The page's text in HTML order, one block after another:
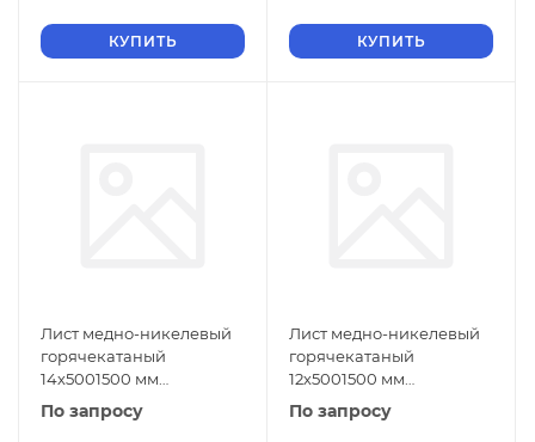
КУПИТЬ КУПИТЬ
Лист медно-никелевый
горячекатаный
14х5001500 мм
МНЖМц30-1-1 ГОСТ 5063-
По запросу
Лист медно-никелевый
горячекатаный
12х5001500 мм
МНЖМц30-1-1 ГОСТ 5063-
По запросу